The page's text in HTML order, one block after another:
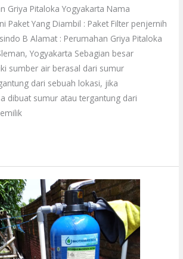
Griya Pitaloka Yogyakarta Nama
Paket Yang Diambil : Paket Filter penjernih
B Alamat : Perumahan Griya Pitaloka
Yogyakarta Sebagian besar
sumber air berasal dari sumur
dari sebuah lokasi, jika
dibuat sumur atau tergantung dari